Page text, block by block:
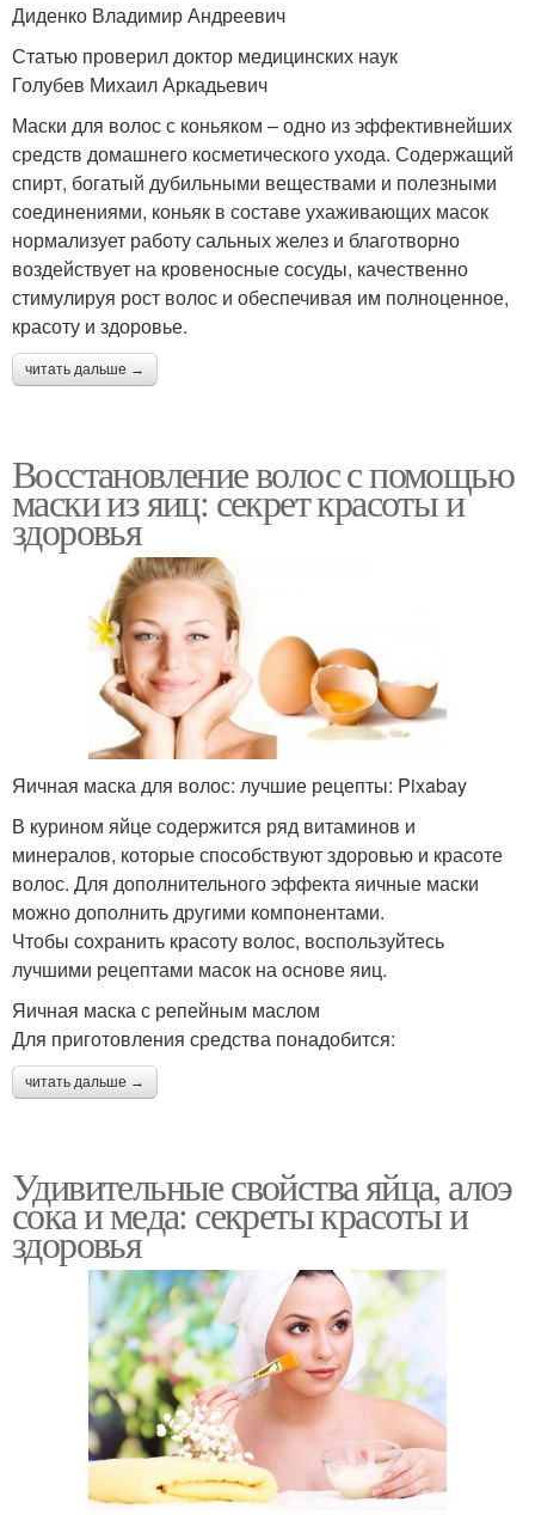
Диденко Владимир Андреевич
Статью проверил доктор медицинских наук
Голубев Михаил Аркадьевич
Маски для волос с коньяком – одно из эффективнейших
средств домашнего косметического ухода. Содержащий
спирт, богатый дубильными веществами и полезными
соединениями, коньяк в составе ухаживающих масок
нормализует работу сальных желез и благотворно
воздействует на кровеносные сосуды, качественно
стимулируя рост волос и обеспечивая им полноценное,
красоту и здоровье.
читать дальше →
Восстановление волос с помощью
маски из яиц: секрет красоты и
здоровья
Яичная маска для волос: лучшие рецепты: Pixabay
В курином яйце содержится ряд витаминов и
минералов, которые способствуют здоровью и красоте
волос. Для дополнительного эффекта яичные маски
можно дополнить другими компонентами.
Чтобы сохранить красоту волос, воспользуйтесь
лучшими рецептами масок на основе яиц.
Яичная маска с репейным маслом
Для приготовления средства понадобится:
читать дальше →
Удивительные свойства яйца, алоэ
сока и меда: секреты красоты и
здоровья